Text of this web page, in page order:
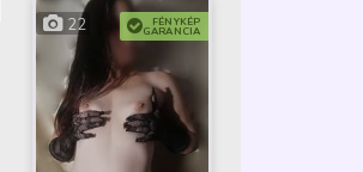
FÉNYKÉP
GARANCIA
22